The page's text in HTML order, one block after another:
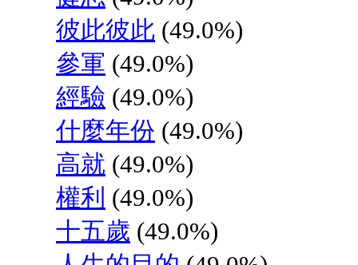
彼此彼此 (49.0%)
參軍 (49.0%)
經驗 (49.0%)
什麼年份 (49.0%)
高就 (49.0%)
權利 (49.0%)
十五歲 (49.0%)